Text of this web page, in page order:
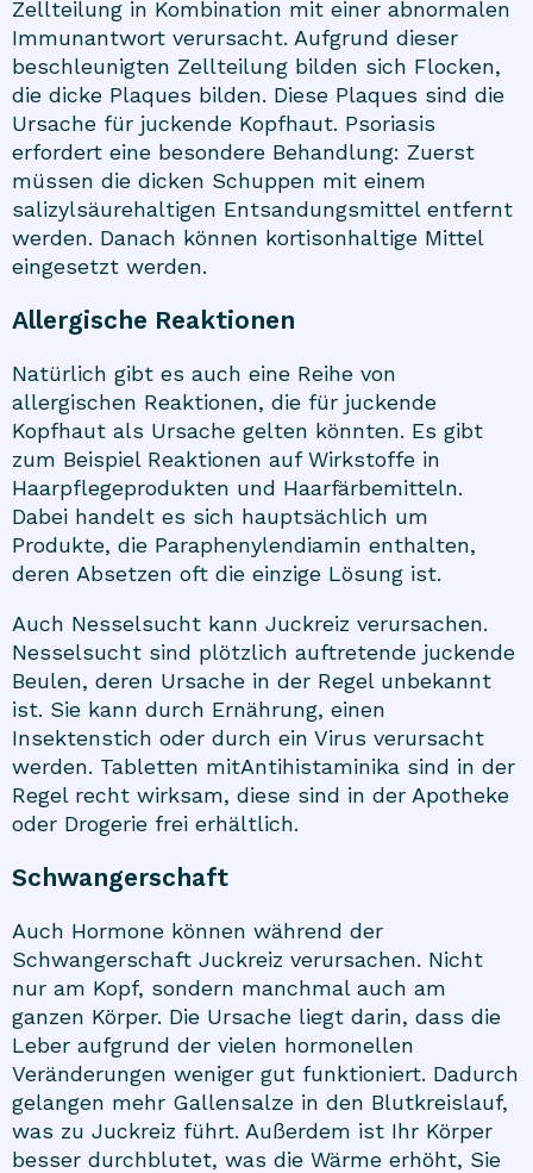
Zellteilung in Kombination mit einer abnormalen
Immunantwort verursacht. Aufgrund dieser
beschleunigten Zellteilung bilden sich Flocken,
die dicke Plaques bilden. Diese Plaques sind die
Ursache für juckende Kopfhaut. Psoriasis
erfordert eine besondere Behandlung: Zuerst
müssen die dicken Schuppen mit einem
salizylsäurehaltigen Entsandungsmittel entfernt
werden. Danach können kortisonhaltige Mittel
eingesetzt werden.
Allergische Reaktionen
Natürlich gibt es auch eine Reihe von
allergischen Reaktionen, die für juckende
Kopfhaut als Ursache gelten könnten. Es gibt
zum Beispiel Reaktionen auf Wirkstoffe in
Haarpflegeprodukten und Haarfärbemitteln.
Dabei handelt es sich hauptsächlich um
Produkte, die Paraphenylendiamin enthalten,
deren Absetzen oft die einzige Lösung ist.
Auch Nesselsucht kann Juckreiz verursachen.
Nesselsucht sind plötzlich auftretende juckende
Beulen, deren Ursache in der Regel unbekannt
ist. Sie kann durch Ernährung, einen
Insektenstich oder durch ein Virus verursacht
werden. Tabletten mitAntihistaminika sind in der
Regel recht wirksam, diese sind in der Apotheke
oder Drogerie frei erhältlich.
Schwangerschaft
Auch Hormone können während der
Schwangerschaft Juckreiz verursachen. Nicht
nur am Kopf, sondern manchmal auch am
ganzen Körper. Die Ursache liegt darin, dass die
Leber aufgrund der vielen hormonellen
Veränderungen weniger gut funktioniert. Dadurch
gelangen mehr Gallensalze in den Blutkreislauf,
was zu Juckreiz führt. Außerdem ist Ihr Körper
besser durchblutet, was die Wärme erhöht, Sie